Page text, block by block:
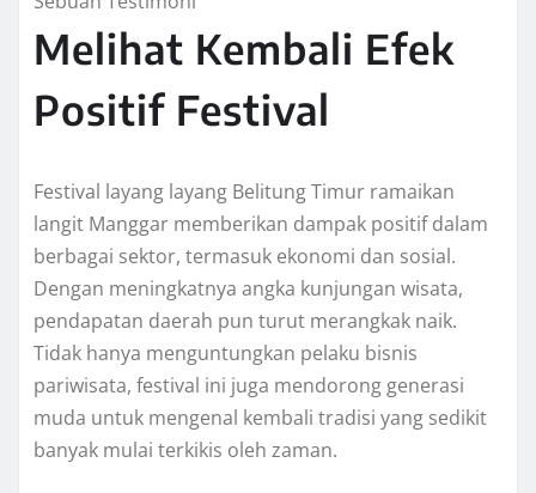
Melihat Kembali Efek
Positif Festival
Festival layang layang Belitung Timur ramaikan
langit Manggar memberikan dampak positif dalam
berbagai sektor, termasuk ekonomi dan sosial.
Dengan meningkatnya angka kunjungan wisata,
pendapatan daerah pun turut merangkak naik.
Tidak hanya menguntungkan pelaku bisnis
pariwisata, festival ini juga mendorong generasi
muda untuk mengenal kembali tradisi yang sedikit
banyak mulai terkikis oleh zaman.